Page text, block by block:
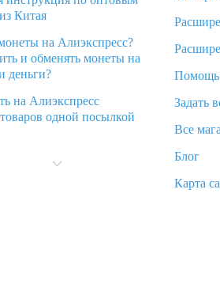
Китая
на Алиэкспресс?
и обменять монеты на
деньги?
на Алиэкспресс
одной посылкой
и что делать?
Помощь
Задать
Все
Блог
Карта